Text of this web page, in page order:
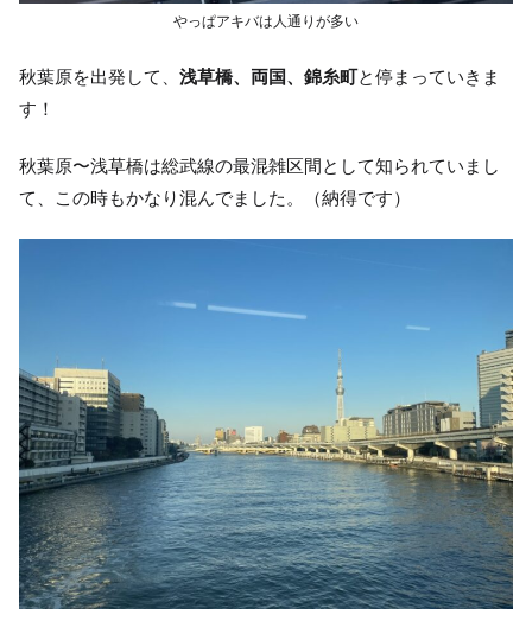
やっぱアキバは人通りが多い
秋葉原を出発して、 浅草橋、両国、錦糸町と停まっていきま
す！
秋葉原〜浅草橋は総武線の最混雑区間として知られていまし
て、この時もかなり混んでました。（納得です）